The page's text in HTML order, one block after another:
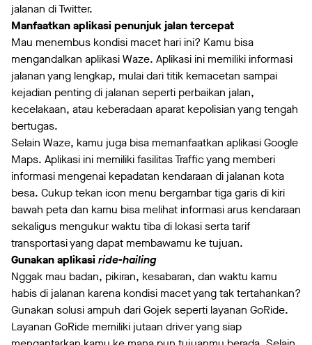
jalanan di Twitter.
Manfaatkan aplikasi penunjuk jalan tercepat
Mau menembus kondisi macet hari ini? Kamu bisa
mengandalkan aplikasi Waze. Aplikasi ini memiliki informasi
jalanan yang lengkap, mulai dari titik kemacetan sampai
kejadian penting di jalanan seperti perbaikan jalan,
kecelakaan, atau keberadaan aparat kepolisian yang tengah
bertugas.
Selain Waze, kamu juga bisa memanfaatkan aplikasi Google
Maps. Aplikasi ini memiliki fasilitas Traffic yang memberi
informasi mengenai kepadatan kendaraan di jalanan kota
besa. Cukup tekan icon menu bergambar tiga garis di kiri
bawah peta dan kamu bisa melihat informasi arus kendaraan
sekaligus mengukur waktu tiba di lokasi serta tarif
transportasi yang dapat membawamu ke tujuan.
Gunakan aplikasiride-hailing
Nggak mau badan, pikiran, kesabaran, dan waktu kamu
habis di jalanan karena kondisi macet yang tak tertahankan?
Gunakan solusi ampuh dari Gojek seperti layanan GoRide.
Layanan GoRide memiliki jutaan driver yang siap